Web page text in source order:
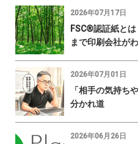
2026年07月17日
FSC®認証紙と
まで印刷会社が
2026年07月01日
「相手の気持ち
分かれ道
2026年06月26日